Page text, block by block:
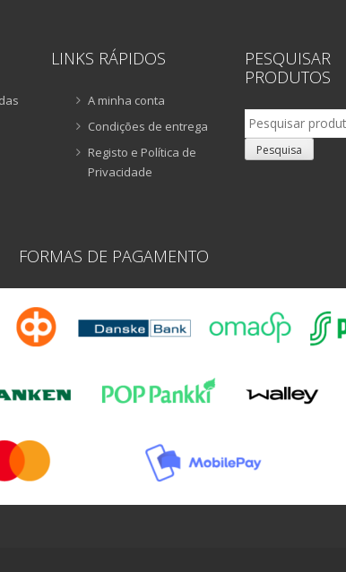
LINKS RÁPIDOS
A minha conta
Condições de entrega
Registo e Política de
Privacidade
PESQUISAR
PRODUTOS
Pesquisar
por:
Pesquisa
FORMAS DE PAGAMENTO